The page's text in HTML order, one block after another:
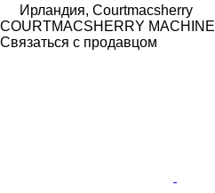
Ирландия, Courtmacsherry
COURTMACSHERRY
Связаться с продавцом